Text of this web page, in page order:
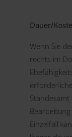
Dauer/
Wenn Sie
rechts im
Einzelfall